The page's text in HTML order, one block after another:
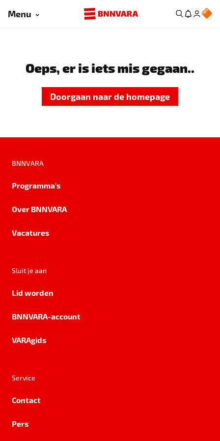
Menu
Oeps, er is iets mis gegaan..
Doorgaan naar de homepage
BNNVARA
Programma's
Over BNNVARA
Vacatures
Sluit je aan
Lid worden
BNNVARA-account
VARAgids
Service
Contact
Pers